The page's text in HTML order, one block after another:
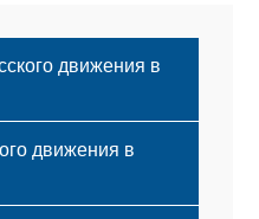
движения в
движения в